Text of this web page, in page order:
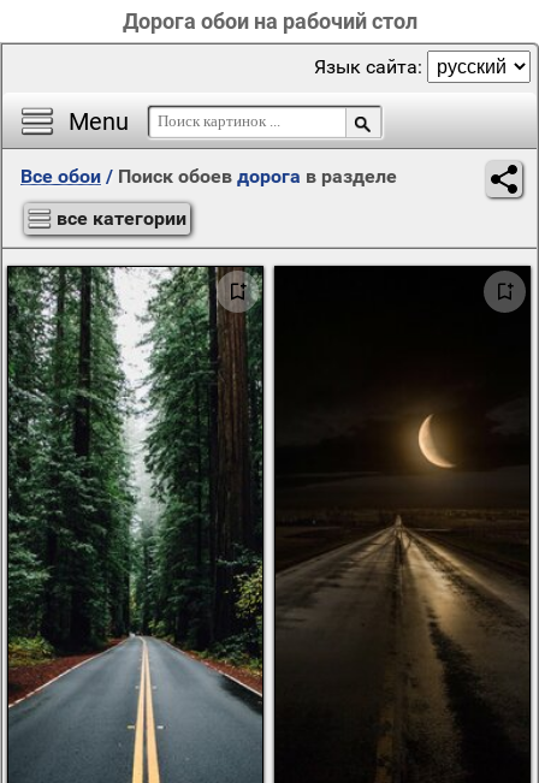
Дорога обои на рабочий стол
Menu
Язык сайта:
Все обои / Поиск обоев дорога в разделе
все категории